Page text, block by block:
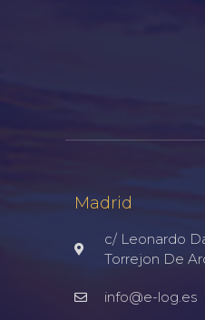
Madrid
c/ Leonardo
Torrejon De
info@e-log.es